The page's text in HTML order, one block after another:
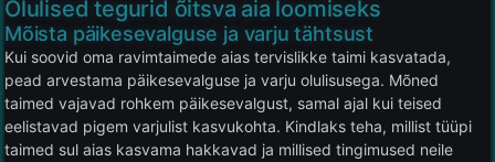
Olulised tegurid õitsva aia loomiseks
Mõista päikesevalguse ja varju tähtsust
Kui soovid oma ravimtaimede aias tervislikke taimi kasvatada,
pead arvestama päikesevalguse ja varju olulisusega. Mõned
taimed vajavad rohkem päikesevalgust, samal ajal kui teised
eelistavad pigem varjulist kasvukohta. Kindlaks teha, millist tüüpi
taimed sul aias kasvama hakkavad ja millised tingimused neile